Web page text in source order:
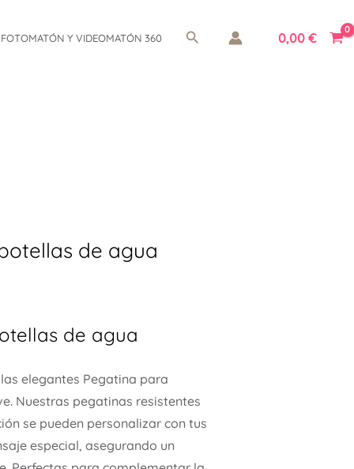
FOTOMATÓN Y VIDEOMATÓN 360 Buscar 0,00 €
de agua
de agua
elegantes Pegatina para
Nuestras pegatinas resistentes
se pueden personalizar con tus
especial, asegurando un